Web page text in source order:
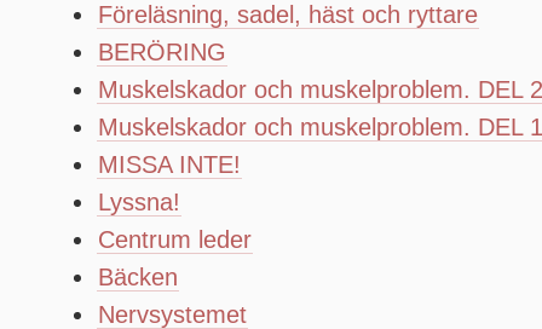
Föreläsning, sadel, häst och ryttare
BERÖRING
Muskelskador och muskelproblem. DEL 2
Muskelskador och muskelproblem. DEL 1
MISSA INTE!
Lyssna!
Centrum leder
Bäcken
Nervsystemet